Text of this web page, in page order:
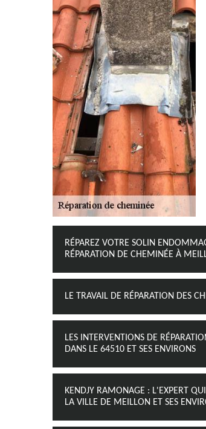
RÉPAREZ VOTRE SOLIN
RÉPARATION DE CHEMINÉE À
LE TRAVAIL DE RÉPARATION DES
LES INTERVENTIONS DE
DANS LE 64510 ET SES ENVIRONS
KENDJY RAMONAGE : L'EXPERT
LA VILLE DE MEILLON ET SES